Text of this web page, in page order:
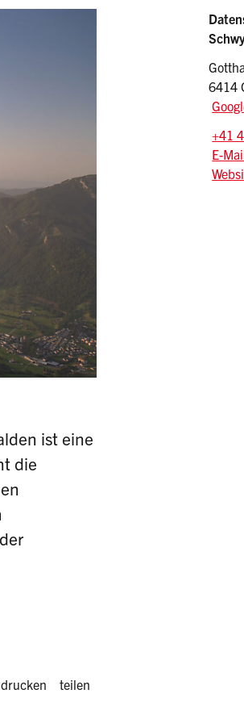
ist eine
die
6414
Tel.:
+41
E-
E-
Seite drucken
teilen